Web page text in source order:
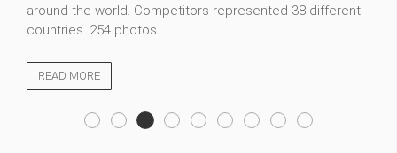
casual visitor, we welcome you to our photo gallery. 115
photos.
READ MORE